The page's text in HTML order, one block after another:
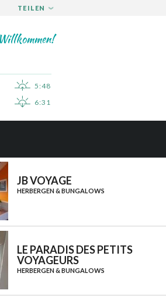
TEILEN
TWITTER
5:48
6:31
JB VOYAGE
HERBERGEN & BUNGALOWS
LE PARADIS DES PETITS
VOYAGEURS
HERBERGEN & BUNGALOWS